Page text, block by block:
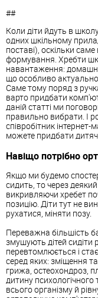
##
Коли діти йдуть в
одних шкільному
поставі), оскільки
формування. Хребти
навантаження:
що особливо
Саме тому поряд з
варто придбати
даній статті ми
правильно вибрати. І
співробітник
можете придбати
Навіщо потрібно
Якщо ми будемо
сидить, то через
викривляючи хребет
позицію. Діти тут не
рухатися, міняти позу.
Переважна більшість
змушують дітей сидіти
перевтомлюється і
серед яких: зміщення
грижа, остеохондроз,
дитину
всього організму й